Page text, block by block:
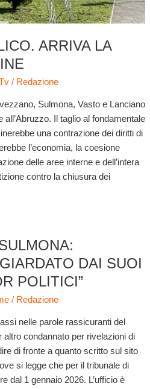
ARRIVA LA
/ Redazione
Sulmona, Vasto e Lanciano
Il taglio al fondamentale
una contrazione dei diritti di
l’economia, la coesione
delle aree interne e dell’intera
contro la chiusura dei
DAI SUOI
POLITICI”
/ Redazione
nelle parole rassicuranti del
condannato per rivelazioni di
di fronte a quanto scritto sul sito
si legge che per il tribunale di
dal 1 gennaio 2026. L’ufficio è